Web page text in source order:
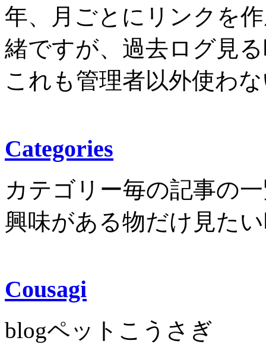
年、月ごとにリンクを
緒ですが、過去ログ見
これも管理者以外使わ
Categories
カテゴリー毎の記事の
興味がある物だけ見た
Cousagi
blogペットこうさぎ